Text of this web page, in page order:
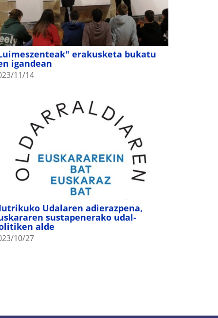
erakusketa bukatu
igandean
11/14
Udalaren adierazpena,
sustapenerako udal-
alde
10/27